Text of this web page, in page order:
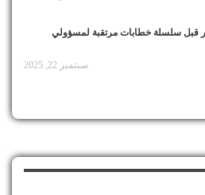
قبل سلسلة خطابات مرتقبة لمسؤولي
سبتمبر 22, 2025